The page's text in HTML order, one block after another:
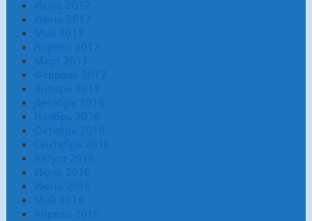
Июль 2017
Июнь 2017
Май 2017
Апрель 2017
Март 2017
Февраль 2017
Январь 2017
Декабрь 2016
Ноябрь 2016
Октябрь 2016
Сентябрь 2016
Август 2016
Июль 2016
Июнь 2016
Май 2016
Апрель 2016